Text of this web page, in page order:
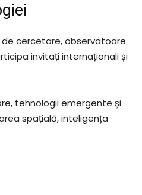
de cercetare, observatoare
invitați internaționali și
tehnologii emergente și
spațială, inteligența